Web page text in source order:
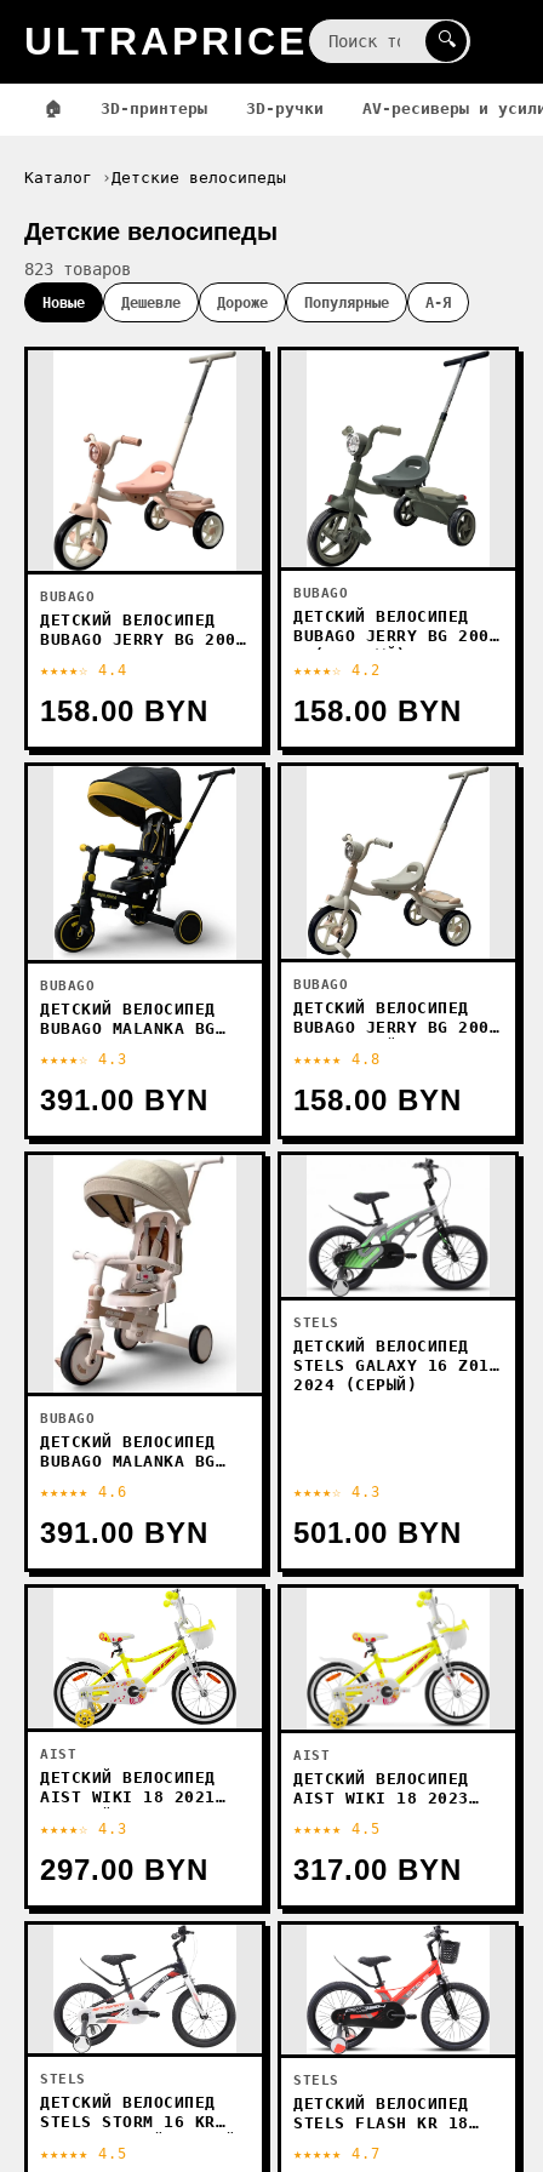
ULTRAPRICE 🔍
🏠 3D-принтеры 3D-ручки AV-ресиверы и
Каталог Детские велосипеды
Детские велосипеды
823 товаров
Новые Дешевле Дороже Популярные А-Я
BUBAGO
ДЕТСКИЙ ВЕЛОСИПЕД
BUBAGO JERRY BG 200-
★★★★☆ 4.4
158.00 BYN
BUBAGO
ДЕТСКИЙ ВЕЛОСИПЕД
BUBAGO JERRY BG 200-
3 (ЗЕЛЕНЫЙ)
★★★★☆ 4.2
158.00 BYN
BUBAGO
ДЕТСКИЙ ВЕЛОСИПЕД
BUBAGO MALANKA BG
★★★★☆ 4.3
391.00 BYN
BUBAGO
ДЕТСКИЙ ВЕЛОСИПЕД
BUBAGO JERRY BG 200-
★★★★★ 4.8
158.00 BYN
BUBAGO
ДЕТСКИЙ ВЕЛОСИПЕД
BUBAGO MALANKA BG
★★★★★ 4.6
391.00 BYN
STELS
ДЕТСКИЙ ВЕЛОСИПЕД
STELS GALAXY 16 Z010
2024 (СЕРЫЙ)
★★★★☆ 4.3
501.00 BYN
AIST
ДЕТСКИЙ ВЕЛОСИПЕД
AIST WIKI 18 2021
★★★★☆ 4.3
297.00 BYN
AIST
ДЕТСКИЙ ВЕЛОСИПЕД
AIST WIKI 18 2023
★★★★★ 4.5
317.00 BYN
STELS
ДЕТСКИЙ ВЕЛОСИПЕД
STELS STORM 16 KR
★★★★★ 4.5
STELS
ДЕТСКИЙ ВЕЛОСИПЕД
STELS FLASH KR 18
★★★★★ 4.7